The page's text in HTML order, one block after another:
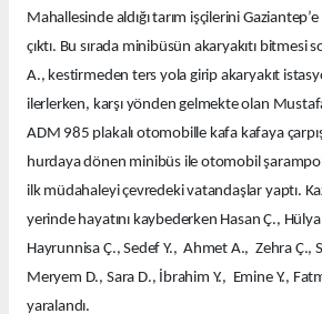
Mahallesinde aldığı tarım işçilerini
çıktı. Bu sırada minibüsün akaryakıtı bitmesi
A., kestirmeden ters yola girip akaryakıt
ilerlerken, karşı yönden gelmekte olan Mustafa
ADM 985 plakalı otomobille kafa kafaya
hurdaya dönen minibüs ile otomobil
ilk müdahaleyi çevredeki vatandaşlar yaptı.
yerinde hayatını kaybederken Hasan Ç., Hülya
Hayrunnisa Ç., Sedef Y., Ahmet A., Zehra Ç.,
Meryem D., Sara D., İbrahim Y., Emine Y.,
yaralandı.